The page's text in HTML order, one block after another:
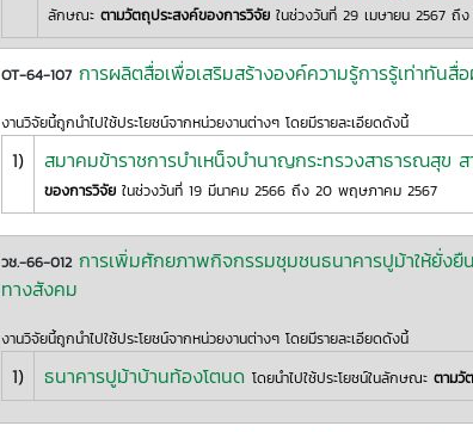
ลักษณะ ตามวัตถุประสงค์ของการวิจัยในช่วงวันที่ 29 เมษายน 2567 ถึ
OT-64-107 การผลิตสื่อเพื่อเสริมสร้างองค์ความรู้การรู้เท่าทัน
งานวิจัยนี้ถูกนำไปใช้ประโยชน์จากหน่วยงานต่างๆ โดยมีรายละเอียดดังนี้
1) สมาคมข้าราชการบำเหน็จบำนาญกระทรวงสาธารณสุข ส
ของการวิจัยในช่วงวันที่ 19 มีนาคม 2566 ถึง 20 พฤษภาคม 2567
วช.-66-012 การเพิ่มศักยภาพกิจกรรมชุมชนธนาคารปูม้าให้ยั่งยื
ทางสังคม
งานวิจัยนี้ถูกนำไปใช้ประโยชน์จากหน่วยงานต่างๆ โดยมีรายละเอียดดังนี้
1) ธนาคารปูม้าบ้านท้องโตนด โดยนำไปใช้ประโยชน์ในลักษณะ ตามวั